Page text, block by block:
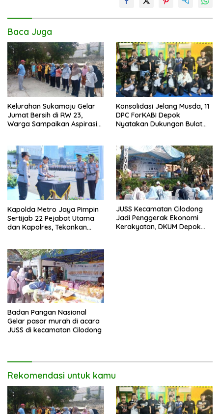
Baca Juga
Kelurahan Sukamaju Gelar
Jumat Bersih di RW 23,
Warga Sampaikan Aspirasi
Konsolidasi Jelang Musda, 11
DPC ForKABI Depok
Nyatakan Dukungan Bulat
Kapolda Metro Jaya Pimpin
Sertijab 22 Pejabat Utama
dan Kapolres, Tekankan
JUSS Kecamatan Cilodong
Jadi Penggerak Ekonomi
Kerakyatan, DKUM Depok
Badan Pangan Nasional
Gelar pasar murah di acara
JUSS di kecamatan Cilodong
Rekomendasi untuk kamu